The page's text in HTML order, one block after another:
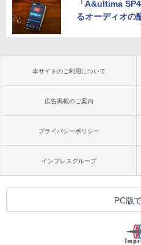
「A&ultima
るオーディオの
本サイトのご利用について
広告掲載のご案内
プライバシーポリシー
インプレスグループ
PC版